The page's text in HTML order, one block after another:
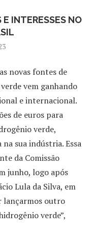
INTERESSES NO
novas fontes de
vem ganhando
e internacional.
de euros para
verde,
sua indústria. Essa
da Comissão
junho, logo após
Lula da Silva, em
lançarmos outro
verde”,